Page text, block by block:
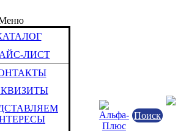
ЛИСТ
Поиск
Camelion BC-0906SM (без
Camelion Enterprises Ltd.